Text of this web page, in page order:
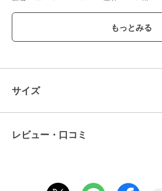
親子でリンクコーデや、ご家族でのお揃い
テム！
お子様が持っても可愛いアイテムです
お荷物が増えがちな、ご家族でのお出かけ
ざいます。
※お使いのモニター環境によって商品の色
商品カテゴリ バッグ ／トートバッグ
サイズ
レビュー・口コミ